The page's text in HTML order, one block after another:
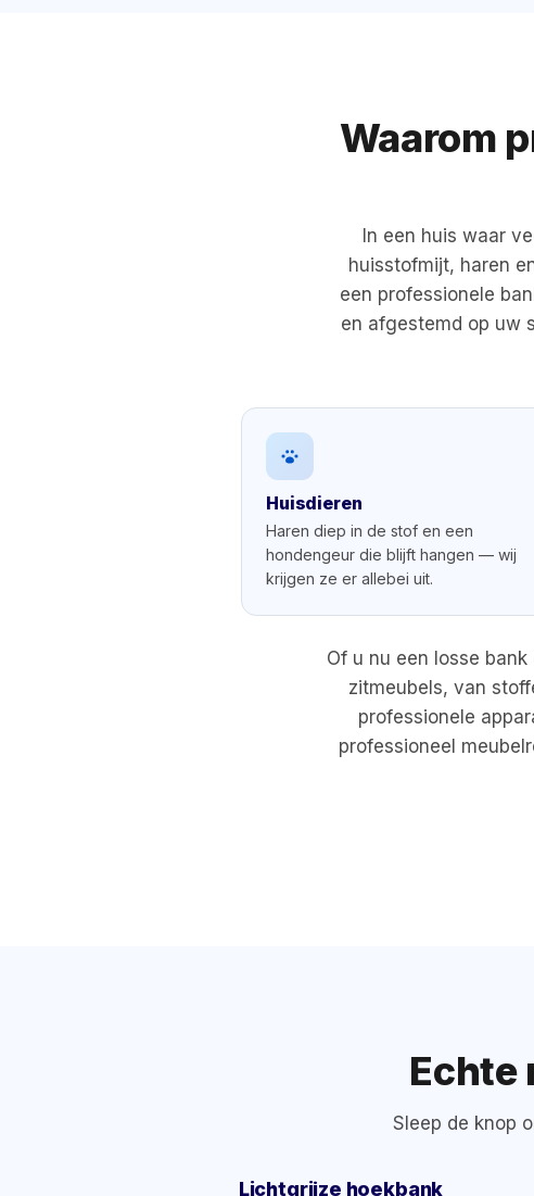
Waarom
In een huis waar
huisstofmijt, haren
een professionele
en afgestemd op uw
Huisdieren
Haren diep in de stof en een
hondengeur die blijft hangen — wij
krijgen ze er allebei uit.
Of u nu een losse
zitmeubels, van
professionele
professioneel
Echte
Sleep de knop
Lichtgrijze hoekbank